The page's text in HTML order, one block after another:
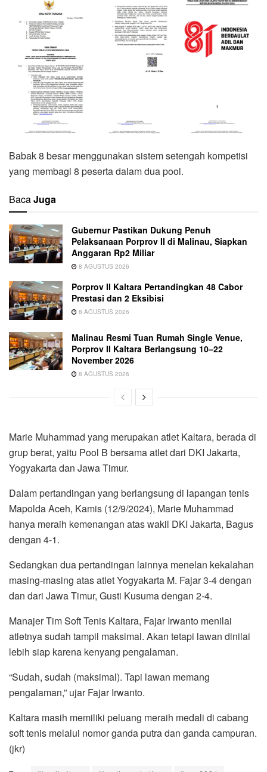
Babak 8 besar menggunakan sistem setengah kompetisi
yang membagi 8 peserta dalam dua pool.
BacaJuga
Gubernur Pastikan Dukung Penuh
Pelaksanaan Porprov II di Malinau, Siapkan
Anggaran Rp2 Miliar
8 AGUSTUS 2026
Porprov II Kaltara Pertandingkan 48 Cabor
Prestasi dan 2 Eksibisi
8 AGUSTUS 2026
Malinau Resmi Tuan Rumah Single Venue,
Porprov II Kaltara Berlangsung 10–22
November 2026
8 AGUSTUS 2026
Marie Muhammad yang merupakan atlet Kaltara, berada di
grup berat, yaitu Pool B bersama atlet dari DKI Jakarta,
Yogyakarta dan Jawa Timur.
Dalam pertandingan yang berlangsung di lapangan tenis
Mapolda Aceh, Kamis (12/9/2024), Marie Muhammad
hanya meraih kemenangan atas wakil DKI Jakarta, Bagus
dengan 4-1.
Sedangkan dua pertandingan lainnya menelan kekalahan
masing-masing atas atlet Yogyakarta M. Fajar 3-4 dengan
dan dari Jawa Timur, Gusti Kusuma dengan 2-4.
Manajer Tim Soft Tenis Kaltara, Fajar Irwanto menilai
atletnya sudah tampil maksimal. Akan tetapi lawan dinilai
lebih siap karena kenyang pengalaman.
“Sudah, sudah (maksimal). Tapi lawan memang
pengalaman,” ujar Fajar Irwanto.
Kaltara masih memiliki peluang meraih medali di cabang
soft tenis melalui nomor ganda putra dan ganda campuran.
(jkr)